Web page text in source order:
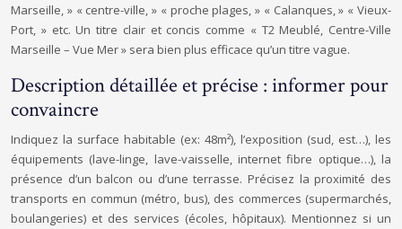
Marseille, » « centre-ville, » « proche plages, » « Calanques, » « Vieux-
Port, » etc. Un titre clair et concis comme « T2 Meublé, Centre-Ville
Marseille – Vue Mer » sera bien plus efficace qu’un titre vague.
Description détaillée et précise : informer pour
convaincre
Indiquez la surface habitable (ex: 48m²), l’exposition (sud, est…), les
équipements (lave-linge, lave-vaisselle, internet fibre optique…), la
présence d’un balcon ou d’une terrasse. Précisez la proximité des
transports en commun (métro, bus), des commerces (supermarchés,
boulangeries) et des services (écoles, hôpitaux). Mentionnez si un